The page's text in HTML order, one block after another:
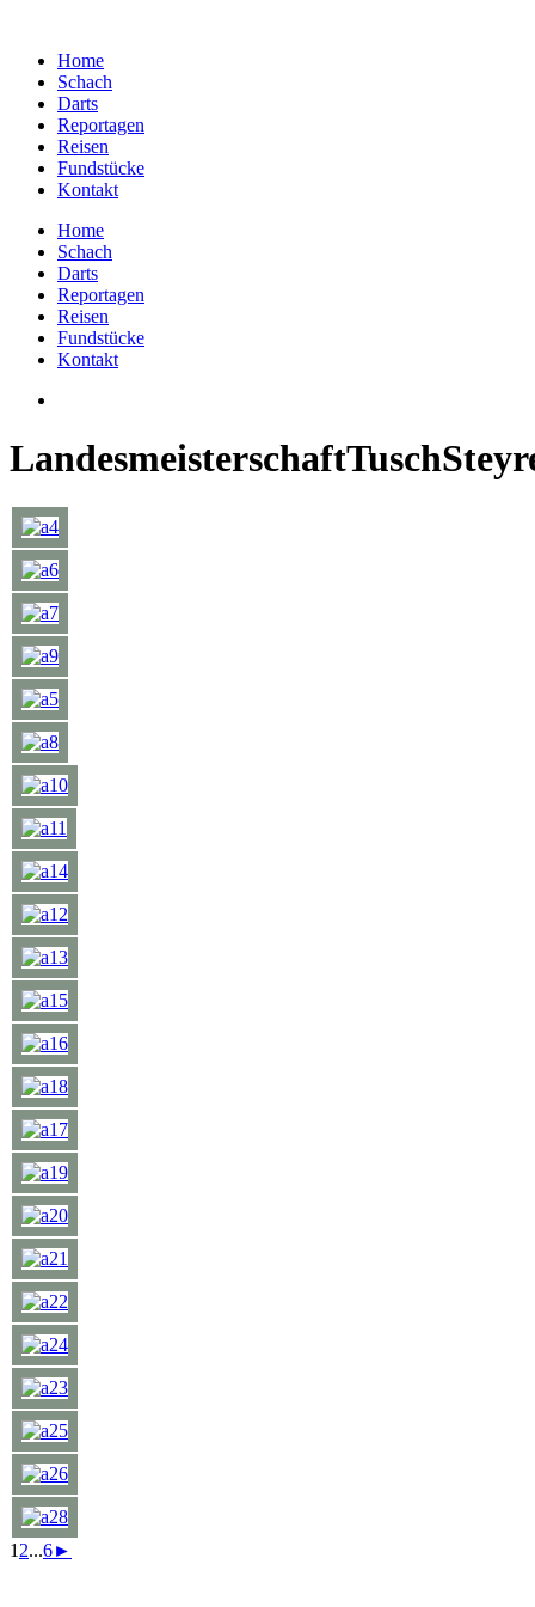
Home
Schach
Darts
Reportagen
Reisen
Fundstücke
Kontakt
Home
Schach
Darts
Reportagen
Reisen
Fundstücke
Kontakt
1 2...6►